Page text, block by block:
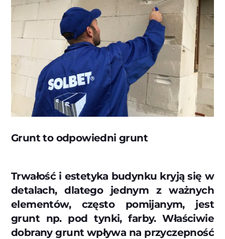
Grunt to odpowiedni grunt
Trwałość i estetyka budynku kryją się w
detalach, dlatego jednym z ważnych
elementów, często pomijanym, jest
grunt np. pod tynki, farby. Właściwie
dobrany grunt wpływa na przyczepność